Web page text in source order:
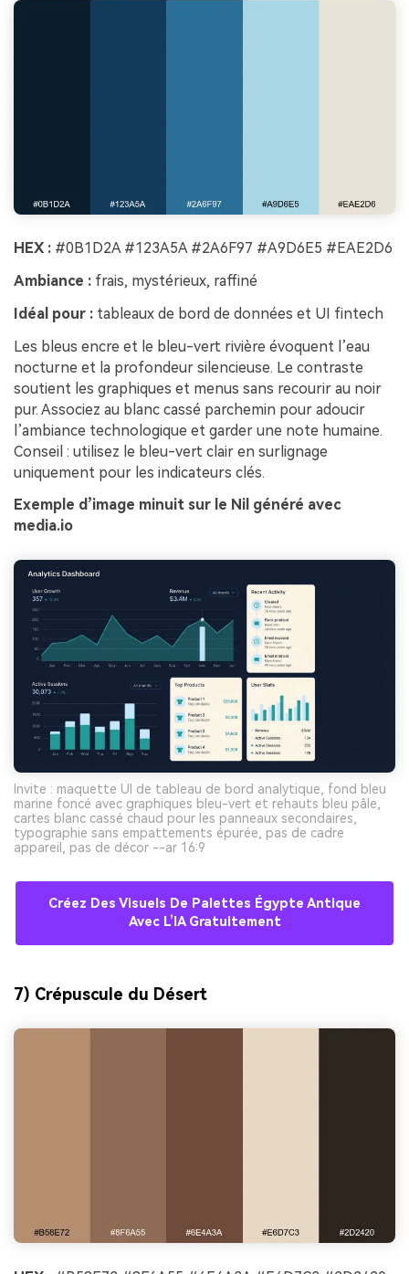
HEX : #0B1D2A #123A5A #2A6F97 #A9D6E5 #EAE2D6
Ambiance : frais, mystérieux, raffiné
Idéal pour : tableaux de bord de données et UI fintech
Les bleus encre et le bleu-vert rivière évoquent l’eau
nocturne et la profondeur silencieuse. Le contraste
soutient les graphiques et menus sans recourir au noir
pur. Associez au blanc cassé parchemin pour adoucir
l’ambiance technologique et garder une note humaine.
Conseil : utilisez le bleu-vert clair en surlignage
uniquement pour les indicateurs clés.
Exemple d’image minuit sur le Nil généré avec
media.io
Invite : maquette UI de tableau de bord analytique, fond bleu
marine foncé avec graphiques bleu-vert et rehauts bleu pâle,
cartes blanc cassé chaud pour les panneaux secondaires,
typographie sans empattements épurée, pas de cadre
appareil, pas de décor --ar 16:9
Créez Des Visuels De Palettes Égypte Antique
Avec L’IA Gratuitement
7) Crépuscule du Désert